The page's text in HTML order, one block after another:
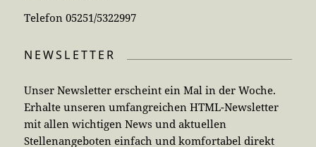
Telefon 05251/5322997
NEWSLETTER
Unser Newsletter erscheint ein Mal in der Woche.
Erhalte unseren umfangreichen HTML-Newsletter
mit allen wichtigen News und aktuellen
Stellenangeboten einfach und komfortabel direkt